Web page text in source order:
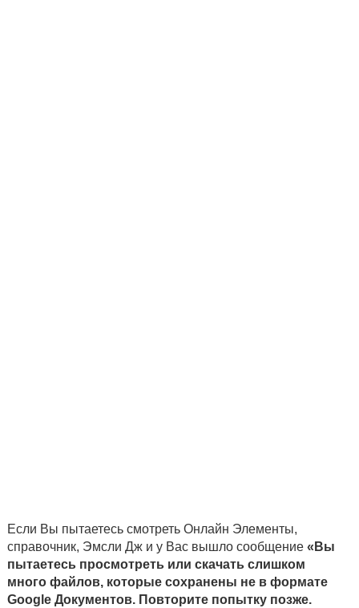
Если Вы пытаетесь смотреть Онлайн Элементы,
справочник, Эмсли Дж и у Вас вышло сообщение «Вы
пытаетесь просмотреть или скачать слишком
много файлов, которые сохранены не в формате
Google Документов. Повторите попытку позже.